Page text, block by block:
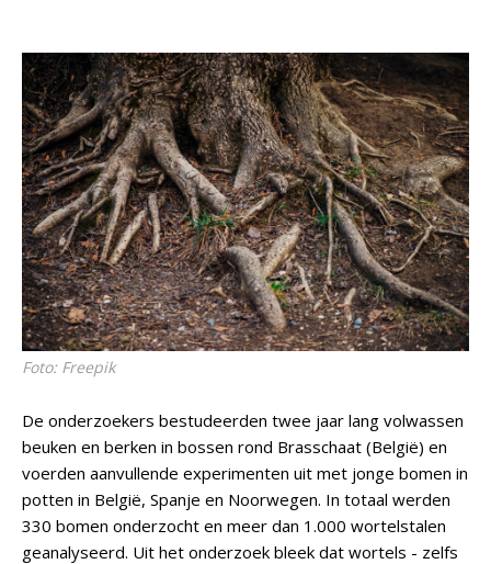
Foto: Freepik
De onderzoekers bestudeerden twee jaar lang volwassen
beuken en berken in bossen rond Brasschaat (België) en
voerden aanvullende experimenten uit met jonge bomen in
potten in België, Spanje en Noorwegen. In totaal werden
330 bomen onderzocht en meer dan 1.000 wortelstalen
geanalyseerd. Uit het onderzoek bleek dat wortels - zelfs